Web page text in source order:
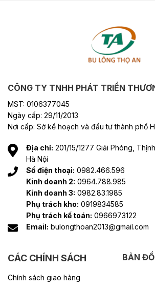
CÔNG TY TNHH PHÁT TRIỂN
MST: 0106377045
Ngày cấp: 29/11/2013
Nơi cấp: Sở kế hoạch và đầu tư thành phố
Địa chỉ: 201/15/1277 Giải Phóng,
Hà Nội
Số điện thoại: 0982.466.596
Kinh doanh 2: 0964.788.985
Kinh doanh 3: 0982.83.1985
Phụ trách kho: 0919834585
Phụ trách kế toán: 0966973122
Email: bulongthoan2013@gmail.com
CÁC CHÍNH SÁCH
Chính sách giao hàng
BẢN ĐỒ